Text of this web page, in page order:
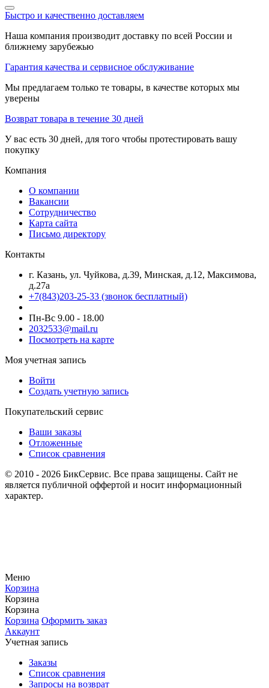
Быстро и качественно доставляем
Наша компания производит доставку по всей России и
ближнему зарубежью
Гарантия качества и сервисное обслуживание
Мы предлагаем только те товары, в качестве которых мы
уверены
Возврат товара в течение 30 дней
У вас есть 30 дней, для того чтобы протестировать вашу
покупку
Компания
О компании
Вакансии
Сотрудничество
Карта сайта
Письмо директору
Контакты
г. Казань, ул. Чуйкова, д.39, Минская, д.12, Максимова,
д.27а
+7(843)203-25-33 (звонок бесплатный)
Пн-Вс 9.00 - 18.00
2032533@mail.ru
Посмотреть на карте
Моя учетная запись
Войти
Создать учетную запись
Покупательский сервис
Ваши заказы
Отложенные
Список сравнения
© 2010 - 2026 БикСервис. Все права защищены. Сайт не
является публичной оффертой и носит информационный
характер.
Меню
Корзина
Корзина
Корзина
Корзина Оформить заказ
Аккаунт
Учетная запись
Заказы
Список сравнения
Запросы на возврат